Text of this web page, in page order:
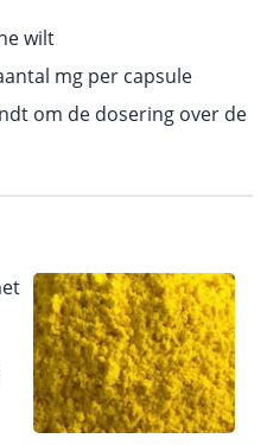
wilt
mg per capsule
om de dosering over de